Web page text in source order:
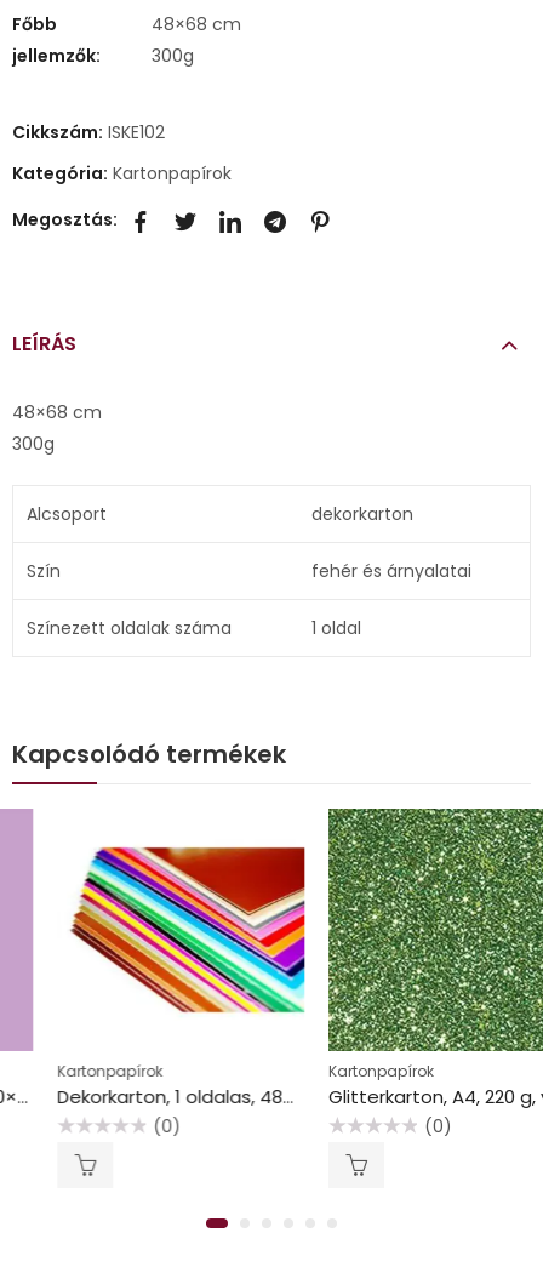
Főbb
jellemzők:
48×68 cm
300g
Cikkszám: ISKE102
Kategória: Kartonpapírok
Megosztás:
LEÍRÁS
48×68 cm
300g
Alcsoport dekorkarton
Szín fehér és árnyalatai
Színezett oldalak száma 1 oldal
Kapcsolódó termékek
Kartonpapírok
Dekorkarton, 1 oldalas, 48×68 cm, fekete
(0)
Kartonpapírok
Glitterkarton, A4, 220 g, világoszöld
(0)